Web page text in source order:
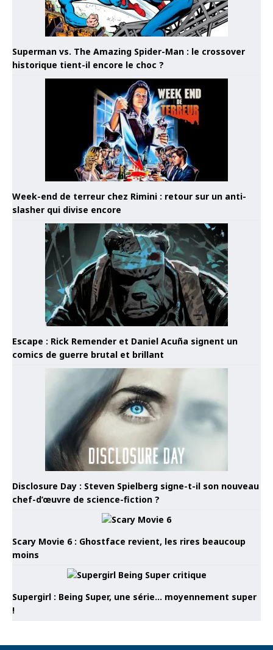
Superman vs. The Amazing Spider-Man : le crossover
historique tient-il encore le choc ?
Week-end de terreur chez Rimini : retour sur un anti-
slasher qui divise encore
Escape : Rick Remender et Daniel Acuña signent un
comics de guerre brutal et brillant
Disclosure Day : Steven Spielberg signe-t-il son nouveau
chef-d’œuvre de science-fiction ?
Scary Movie 6 : Ghostface revient, les rires beaucoup
moins
Supergirl : Being Super, une série… moyennement super
!